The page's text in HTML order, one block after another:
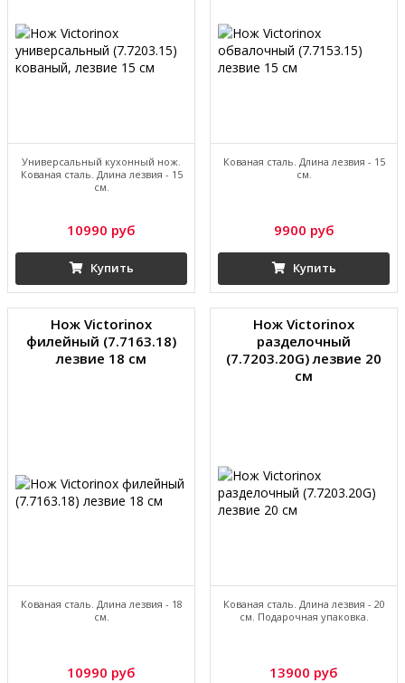
Универсальный кухонный нож.
Кованая сталь. Длина лезвия - 15
см.
10990 руб
Купить
Кованая сталь. Длина лезвия - 15
см.
9900 руб
Купить
Нож Victorinox
филейный (7.7163.18)
лезвие 18 см
Кованая сталь. Длина лезвия - 18
см.
10990 руб
Нож Victorinox
разделочный
(7.7203.20G) лезвие 20
см
Кованая сталь. Длина лезвия - 20
см. Подарочная упаковка.
13900 руб